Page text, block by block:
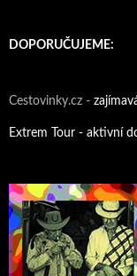
DOPORUČUJEME:
Cestovinky.cz -
Extrem Tour - aktivní